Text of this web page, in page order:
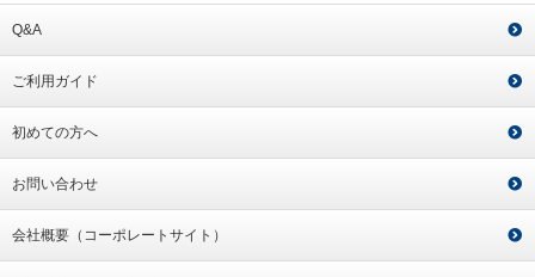
Q&A
ご利用ガイド
初めての方へ
お問い合わせ
会社概要（コーポレートサイト）